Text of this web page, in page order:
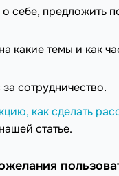
себе, предложить
какие темы и как
за сотрудничество.
как сделать
статье.